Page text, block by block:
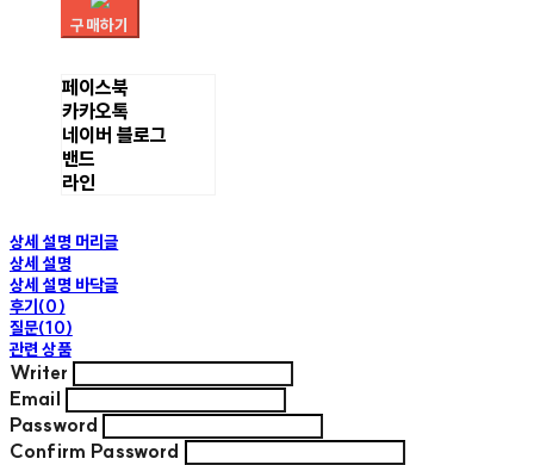
구매하기
페이스북
카카오톡
네이버 블로그
밴드
라인
상세 설명 머리글
상세 설명
상세 설명 바닥글
후기(0)
질문(10)
관련 상품
Writer
Email
Password
Confirm Password